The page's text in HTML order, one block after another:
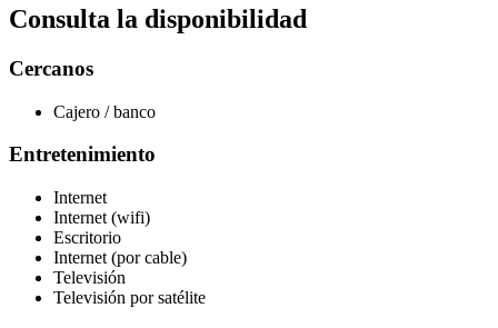
Consulta la disponibilidad
Cercanos
Cajero / banco
Entretenimiento
Internet
Internet (wifi)
Escritorio
Internet (por cable)
Televisión
Televisión por satélite